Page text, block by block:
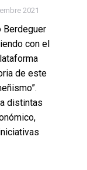
2021
Berdeguer
con el
de este
distintas